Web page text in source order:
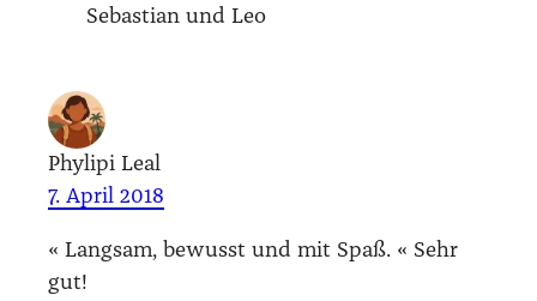
Sebas­ti­an und Leo
Phylipi Leal
7. April 2018
« Lang­sam, bewusst und mit Spaß. « Sehr
gut!